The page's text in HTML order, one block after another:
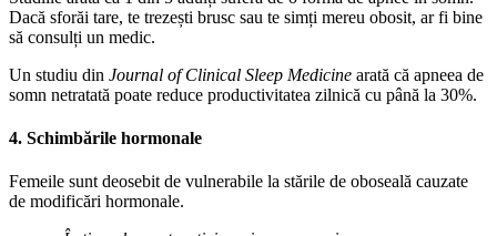
Dacă sforăi tare, te trezești brusc sau te simți mereu obosit, ar fi bine
să consulți un medic.
Un studiu din Journal of Clinical Sleep Medicine arată că apneea de
somn netratată poate reduce productivitatea zilnică cu până la 30%.
4. Schimbările hormonale
Femeile sunt deosebit de vulnerabile la stările de oboseală cauzate
de modificări hormonale.